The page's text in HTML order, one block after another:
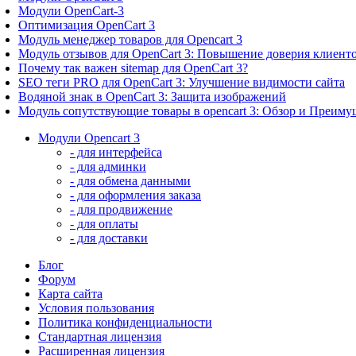
Модули OpenCart-3
Оптимизация OpenCart 3
Модуль менеджер товаров для Opencart 3
Модуль отзывов для OpenCart 3: Повышение доверия
Почему так важен sitemap для OpenCart 3?
SEO теги PRO для OpenCart 3: Улучшение видимости сайта
Водяной знак в OpenCart 3: Защита изображений
Модуль сопутствующие товары в opencart 3: Обзор и
Модули Opencart 3
- для интерфейса
- для админки
- для обмена данными
- для оформления заказа
- для продвижение
- для оплаты
- для доставки
Блог
Форум
Карта сайта
Условия пользования
Политика конфиденциальности
Стандартная лицензия
Расширенная лицензия